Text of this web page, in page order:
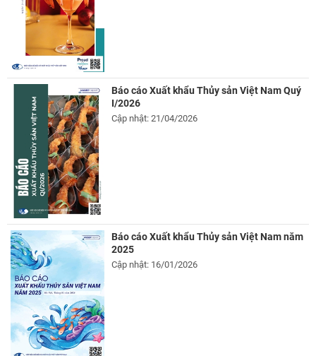
Báo cáo Xuất khẩu Thủy sản Việt Nam Quý
I/2026
Cập nhật: 21/04/2026
Báo cáo Xuất khẩu Thủy sản Việt Nam năm
2025
Cập nhật: 16/01/2026